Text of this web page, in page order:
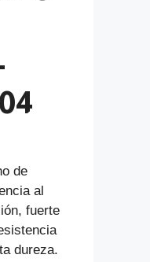
de
al
fuerte
dureza.